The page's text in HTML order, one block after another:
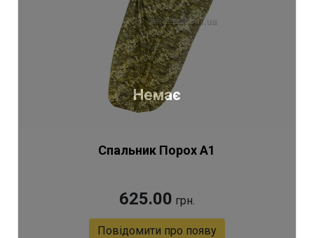
Немає
Спальник Порох А1
625.00 грн.
Повідомити про появу